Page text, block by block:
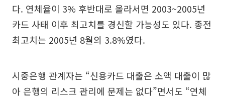
다. 연체율이 3% 후반대로 올라서면 2003~2005년
카드 사태 이후 최고치를 경신할 가능성도 있다. 종전
최고치는 2005년 8월의 3.8%였다.
시중은행 관계자는 “신용카드 대출은 소액 대출이 많
아 은행의 리스크 관리에 문제는 없다”면서도 “연체